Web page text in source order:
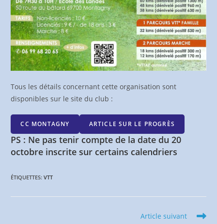
Tous les détails concernant cette organisation sont
disponibles sur le site du club :
CC MONTAGNY ARTICLE SUR LE PROGRÈS
PS : Ne pas tenir compte de la date du 20
octobre inscrite sur certains calendriers
ÉTIQUETTES:VTT
Article suivant